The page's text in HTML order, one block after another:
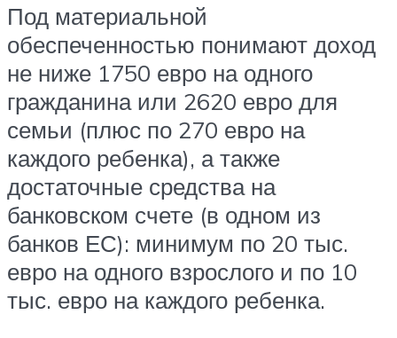
Под материальной
обеспеченностью понимают доход
не ниже 1750 евро на одного
гражданина или 2620 евро для
семьи (плюс по 270 евро на
каждого ребенка), а также
достаточные средства на
банковском счете (в одном из
банков ЕС): минимум по 20 тыс.
евро на одного взрослого и по 10
тыс. евро на каждого ребенка.